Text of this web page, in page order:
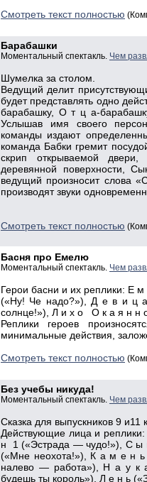
Смотреть текст полностью
Барабашки
Моментальный спектакль. Чем
Шумелка за столом.
Ведущий делит
будет представлять одно
барабашку, О т ц а-
Услышав имя своего
команды издают
команда Бабки гремит
скрип открываемой
деревянной поверхности,
ведущий произносит слова
производят звуки
Смотреть текст полностью
Басня про Емелю
Моментальный спектакль. Чем
Герои басни и их реплики: Е
(«Ну! Че надо?»), Д е в и ц
солнце!»), Л и х о О к а я н
Реплики героев
минимальные действия,
Смотреть текст полностью
Без учебы никуда!
Моментальный спектакль. Чем
Сказка для выпускников 9 и11
Действующие лица и
н 1 («Эстрада — чудо!»), С ы
(«Мне неохота!»), К а м е н
налево — работа»), Н а у к
будешь ты король»), Л е н ь